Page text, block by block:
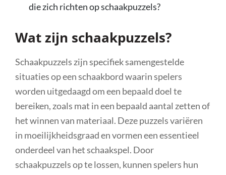
die zich richten op schaakpuzzels?
Wat zijn schaakpuzzels?
Schaakpuzzels zijn specifiek samengestelde
situaties op een schaakbord waarin spelers
worden uitgedaagd om een bepaald doel te
bereiken, zoals mat in een bepaald aantal zetten of
het winnen van materiaal. Deze puzzels variëren
in moeilijkheidsgraad en vormen een essentieel
onderdeel van het schaakspel. Door
schaakpuzzels op te lossen, kunnen spelers hun